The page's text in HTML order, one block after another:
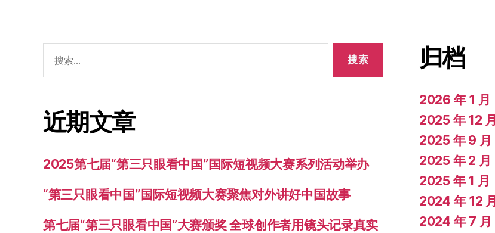
索：
近期文章
2025第七届“第三只眼看中国”国际短视频大赛系列活动举办
“第三只眼看中国”国际短视频大赛聚焦对外讲好中国故事
第七届“第三只眼看中国”大赛颁奖 全球创作者用镜头记录真实
归档
2026 年 1 月
2025 年 12 月
2025 年 9 月
2025 年 2 月
2025 年 1 月
2024 年 12 月
2024 年 7 月